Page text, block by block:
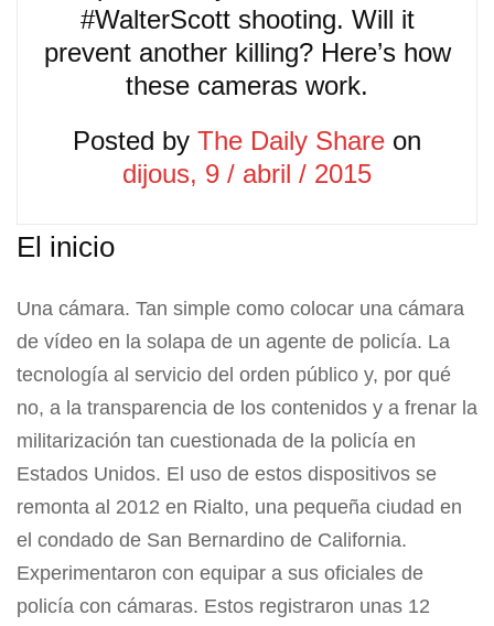
#WalterScott shooting. Will it
prevent another killing? Here’s how
these cameras work.
Posted by The Daily Share on
dijous, 9 / abril / 2015
El inicio
Una cámara. Tan simple como colocar una cámara
de vídeo en la solapa de un agente de policía. La
tecnología al servicio del orden público y, por qué
no, a la transparencia de los contenidos y a frenar la
militarización tan cuestionada de la policía en
Estados Unidos. El uso de estos dispositivos se
remonta al 2012 en Rialto, una pequeña ciudad en
el condado de San Bernardino de California.
Experimentaron con equipar a sus oficiales de
policía con cámaras. Estos registraron unas 12